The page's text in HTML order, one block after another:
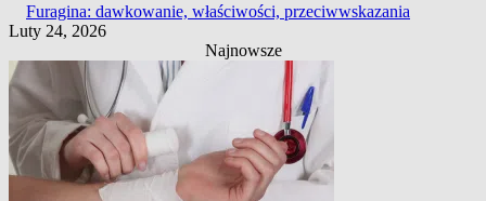
Furagina: dawkowanie, właściwości, przeciwwskazania
Luty 24, 2026
Najnowsze